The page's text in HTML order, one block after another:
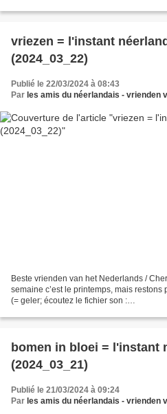
muziekinstrument.ogg)...
vriezen = l'instant
(2024_03_22)
Publié le 22/03/2024 à 08:43
Par les amis du néerlandais - vrienden
Beste vrienden van het Nederlands /
semaine c’est le printemps, mais
(= geler; écoutez le fichier son :
bomen in bloei = l'instant
(2024_03_21)
Publié le 21/03/2024 à 09:24
Par les amis du néerlandais - vrienden